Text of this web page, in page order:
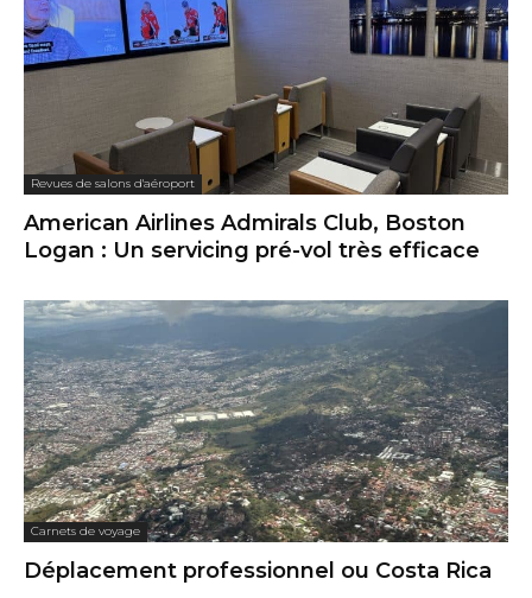
Revues de salons d'aéroport
American Airlines Admirals Club, Boston
Logan : Un servicing pré-vol très efficace
Carnets de voyage
Déplacement professionnel ou Costa Rica